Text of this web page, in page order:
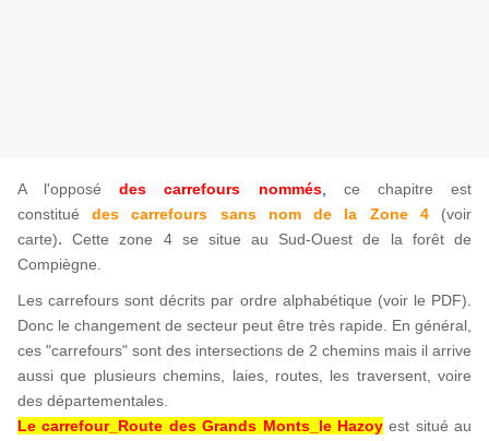
A l'opposédes carrefours nommés,
ce chapitre est
constituédes carrefours sans nomde la Zone 4(voir
carte).Cette zone 4 se situe au Sud-Ouest de la forêt de
Compiègne.
Les carrefours sont décrits par ordre alphabétique (voir le PDF).
Donc le changement de secteur peut être très rapide. En général,
ces "carrefours" sont des intersections de 2 chemins mais il arrive
aussi que plusieurs chemins, laies, routes, les traversent, voire
des départementales.
Le carrefour_Route des Grands Monts_le Hazoy est situé au